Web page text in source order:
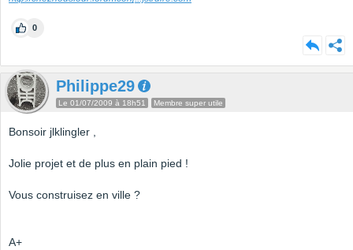
0
Philippe29
Le 01/07/2009 à 18h51 Membre super utile
Bonsoir jlklingler ,
Jolie projet et de plus en plain pied !
Vous construisez en ville ?
A+